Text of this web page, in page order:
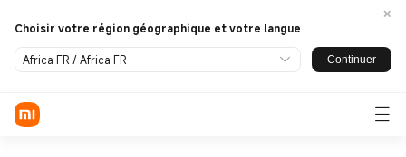
Connexion / Inscription
Choisir votre région géographique et votre langue
Africa FR / Africa FR Continuer